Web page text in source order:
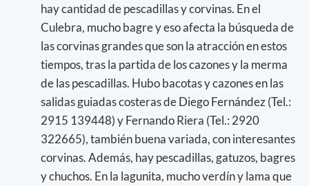
hay cantidad de pescadillas y corvinas. En el
Culebra, mucho bagre y eso afecta la búsqueda de
las corvinas grandes que son la atracción en estos
tiempos, tras la partida de los cazones y la merma
de las pescadillas. Hubo bacotas y cazones en las
salidas guiadas costeras de Diego Fernández (Tel.:
2915 139448) y Fernando Riera (Tel.: 2920
322665), también buena variada, con interesantes
corvinas. Además, hay pescadillas, gatuzos, bagres
y chuchos. En la lagunita, mucho verdín y lama que